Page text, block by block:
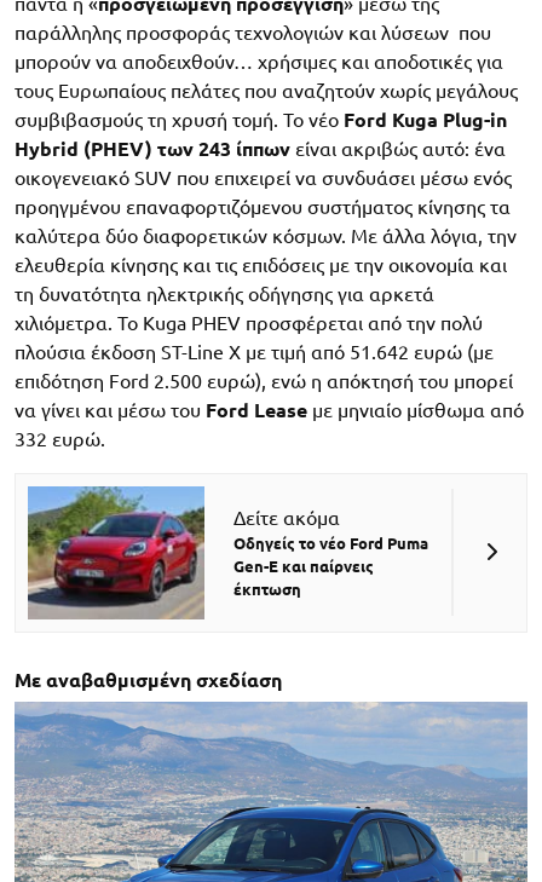
παράλληλης προσφοράς τεχνολογιών και λύσεων που
μπορούν να αποδειχθούν… χρήσιμες και αποδοτικές για
τους Ευρωπαίους πελάτες που αναζητούν χωρίς μεγάλους
συμβιβασμούς τη χρυσή τομή. Το νέο Ford Kuga Plug-in
Hybrid (PHEV) των 243 ίππων είναι ακριβώς αυτό: ένα
οικογενειακό SUV που επιχειρεί να συνδυάσει μέσω ενός
προηγμένου επαναφορτιζόμενου συστήματος κίνησης τα
καλύτερα δύο διαφορετικών κόσμων. Με άλλα λόγια, την
ελευθερία κίνησης και τις επιδόσεις με την οικονομία και
τη δυνατότητα ηλεκτρικής οδήγησης για αρκετά
χιλιόμετρα. Το Kuga PHEV προσφέρεται από την πολύ
πλούσια έκδοση ST-Line X με τιμή από 51.642 ευρώ (με
επιδότηση Ford 2.500 ευρώ), ενώ η απόκτησή του μπορεί
να γίνει και μέσω του Ford Lease με μηνιαίο μίσθωμα από
332 ευρώ.
Δείτε ακόμα
Οδηγείς το νέο Ford Puma
Gen-E και παίρνεις
έκπτωση
Με αναβαθμισμένη σχεδίαση